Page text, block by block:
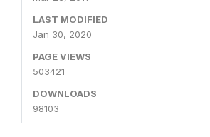
LAST MODIFIED
Jan 30, 2020
PAGE VIEWS
503421
DOWNLOADS
98103